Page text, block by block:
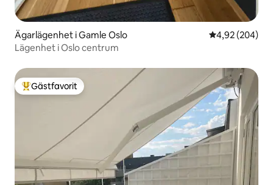
Ägarlägenhet i Gamle Oslo 4,92 av 5 i
4,92 (204)
Lägenhet i Oslo centrum
Populär gästfavorit
Gästfavorit